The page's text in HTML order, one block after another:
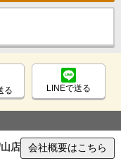
る LINEで送る
店 会社概要はこちら